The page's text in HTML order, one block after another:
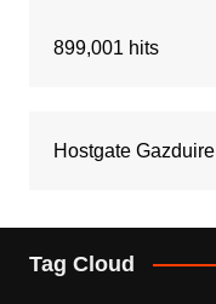
899,001 hits
Hostgate Gazduire
Tag Cloud